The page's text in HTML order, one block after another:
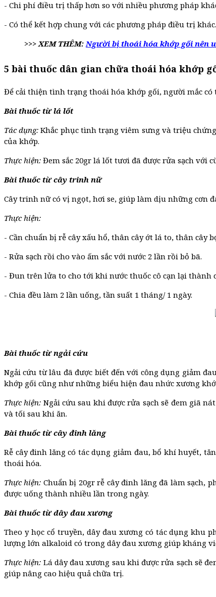
- Chi phí điều trị thấp hơn so với nhiều phương pháp
- Có thể kết hợp chung với các phương pháp điều trị khác.
>>> XEM THÊM: Người bị thoái hóa khớp gối nên
5 bài thuốc dân gian chữa thoái hóa khớp
Để cải thiện tình trạng thoái hóa khớp gối, người mắc có
Bài thuốc từ lá lốt
Tác dụng: Khắc phục tình trạng viêm sưng và triệu
của khớp.
Thực hiện: Đem sắc 20gr lá lốt tươi đã được rửa sạch với
Bài thuốc từ cây trinh nữ
Cây trinh nữ có vị ngọt, hơi se, giúp làm dịu những cơn
Thực hiện:
- Cần chuẩn bị rễ cây xấu hổ, thân cây ớt lá to, thân cây
- Rửa sạch rồi cho vào ấm sắc với nước 2 lần rồi bỏ bã.
- Đun trên lửa to cho tới khi nước thuốc cô cạn lại thành
- Chia đều làm 2 lần uống, tần suất 1 tháng/ 1 ngày.
Bài thuốc từ ngải cứu
Ngải cứu từ lâu đã được biết đến với công dụng giảm
khớp gối cũng như những biểu hiện đau nhức xương
Thực hiện: Ngải cứu sau khi được rửa sạch sẽ đem giã
và tối sau khi ăn.
Bài thuốc từ cây đinh lăng
Rễ cây đinh lăng có tác dụng giảm đau, bổ khí huyết,
thoái hóa.
Thực hiện: Chuẩn bị 20gr rễ cây đinh lăng đã làm sạch,
được uống thành nhiều lần trong ngày.
Bài thuốc từ dây đau xương
Theo y học cổ truyền, dây đau xương có tác dụng khu
lượng lớn alkaloid có trong dây đau xương giúp kháng
Thực hiện: Lá dây đau xương sau khi được rửa sạch sẽ
giúp nâng cao hiệu quả chữa trị.